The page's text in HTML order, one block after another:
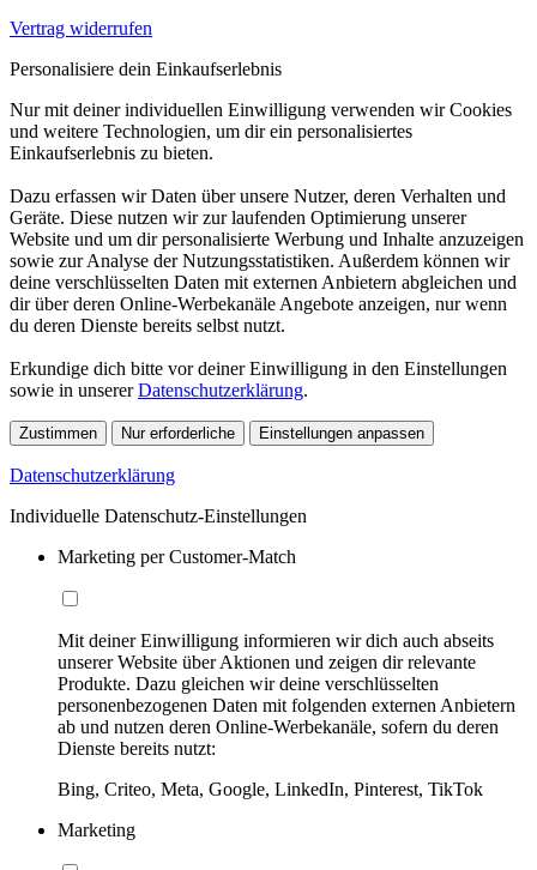
Vertrag widerrufen
Personalisiere dein Einkaufserlebnis
Nur mit deiner individuellen Einwilligung verwenden wir Cookies
und weitere Technologien, um dir ein personalisiertes
Einkaufserlebnis zu bieten.
Dazu erfassen wir Daten über unsere Nutzer, deren Verhalten und
Geräte. Diese nutzen wir zur laufenden Optimierung unserer
Website und um dir personalisierte Werbung und Inhalte anzuzeigen
sowie zur Analyse der Nutzungsstatistiken. Außerdem können wir
deine verschlüsselten Daten mit externen Anbietern abgleichen und
dir über deren Online-Werbekanäle Angebote anzeigen, nur wenn
du deren Dienste bereits selbst nutzt.
Erkundige dich bitte vor deiner Einwilligung in den Einstellungen
sowie in unsererDatenschutzerklärung.
Zustimmen Nur erforderliche Einstellungen anpassen
Datenschutzerklärung
Individuelle Datenschutz-Einstellungen
Marketing per Customer-Match
Mit deiner Einwilligung informieren wir dich auch abseits
unserer Website über Aktionen und zeigen dir relevante
Produkte. Dazu gleichen wir deine verschlüsselten
personenbezogenen Daten mit folgenden externen Anbietern
ab und nutzen deren Online-Werbekanäle, sofern du deren
Dienste bereits nutzt:
Bing, Criteo, Meta, Google, LinkedIn, Pinterest, TikTok
Marketing